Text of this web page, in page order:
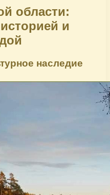
области:
и
наследие